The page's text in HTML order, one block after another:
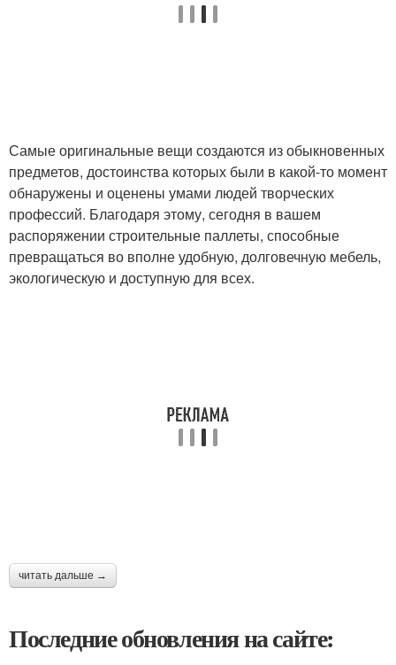
Самые оригинальные вещи создаются из обыкновенных
предметов, достоинства которых были в какой-то момент
обнаружены и оценены умами людей творческих
профессий. Благодаря этому, сегодня в вашем
распоряжении строительные паллеты, способные
превращаться во вполне удобную, долговечную мебель,
экологическую и доступную для всех.
читать дальше →
Последние обновления на сайте: